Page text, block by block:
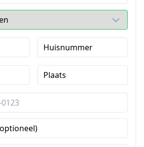
Huisnummer
Plaats